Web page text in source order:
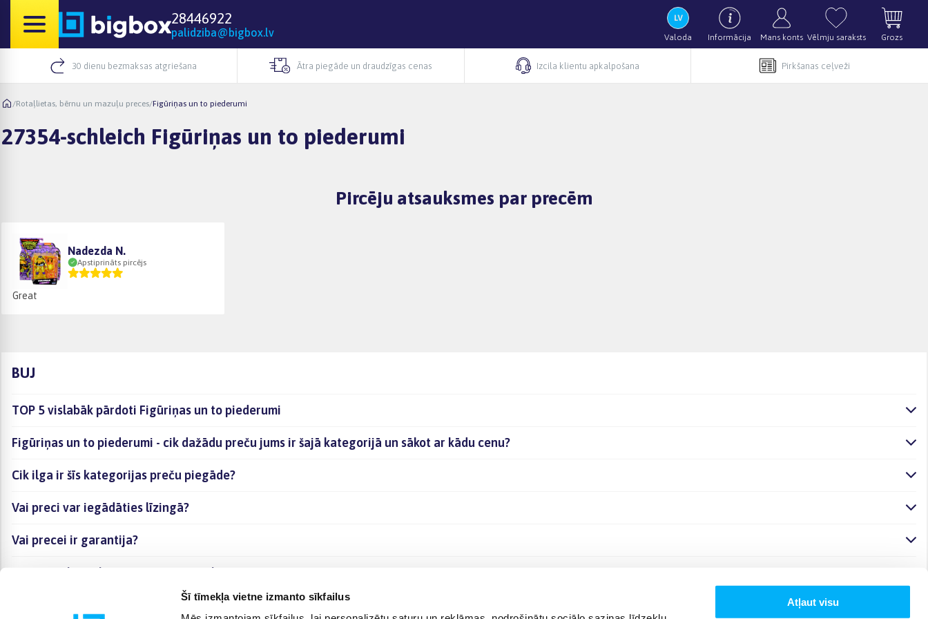
Šī tīmekļa vietne izmanto sīkfailus
Atļaut visu
28446922
palidziba@bigbox.lv Valoda Informācija Mans konts Vēlmju saraksts Grozs
30 dienu bezmaksas atgriešana Ātra piegāde un draudzīgas cenas Izcila klientu apkalpošana Pirkšanas ceļveži
/Rotaļlietas, bērnu un mazuļu preces/Figūriņas un to piederumi
27354-schleich Figūriņas un to piederumi
Pircēju atsauksmes par precēm
Nadezda N.
Apstiprināts pircējs
Great
BUJ
TOP 5 vislabāk pārdoti Figūriņas un to piederumi
Figūriņas un to piederumi - cik dažādu preču jums ir šajā kategorijā un sākot ar kādu cenu?
Cik ilga ir šīs kategorijas preču piegāde?
Vai preci var iegādāties līzingā?
Vai precei ir garantija?
Kā visērtāk izvēlēties sev piemērotāko preci?